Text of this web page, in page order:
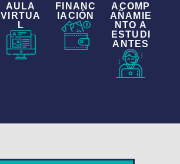
AULA
VIRTUA
L
FINANC
IACIÓN
ACOMP
AÑAMIE
NTO A
ESTUDI
ANTES